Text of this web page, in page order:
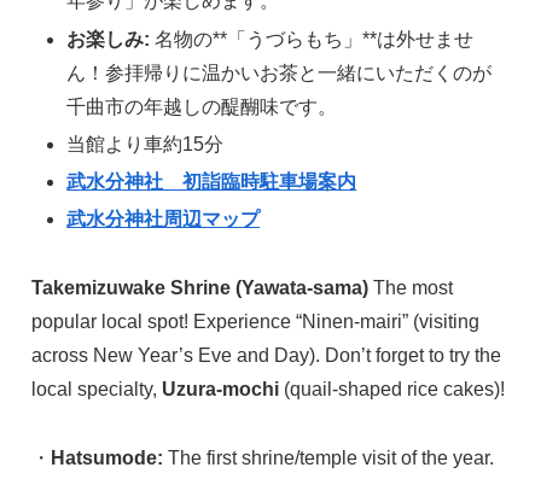
お楽しみ: 名物の**「うづらもち」**は外せませ
ん！参拝帰りに温かいお茶と一緒にいただくのが
千曲市の年越しの醍醐味です。
当館より車約15分
武水分神社 初詣臨時駐車場案内
武水分神社周辺マップ
Takemizuwake Shrine (Yawata-sama) The most
popular local spot! Experience “Ninen-mairi” (visiting
across New Year’s Eve and Day). Don’t forget to try the
local specialty, Uzura-mochi (quail-shaped rice cakes)!
・ Hatsumode: The first shrine/temple visit of the year.